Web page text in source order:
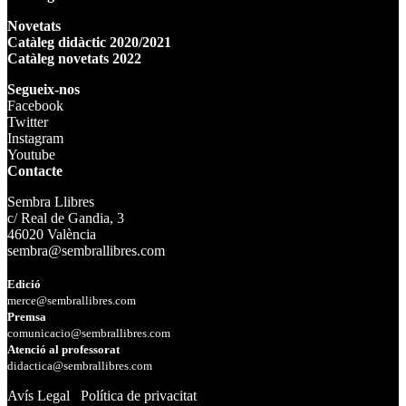
Novetats
Catàleg didàctic 2020/2021
Catàleg novetats 2022
Segueix-nos
Facebook
Twitter
Instagram
Youtube
Contacte
Sembra Llibres
c/ Real de Gandia, 3
46020 València
sembra@sembrallibres.com
Edició
merce@sembrallibres.com
Premsa
comunicacio@sembrallibres.com
Atenció al professorat
didactica@sembrallibres.com
Avís Legal Política de privacitat